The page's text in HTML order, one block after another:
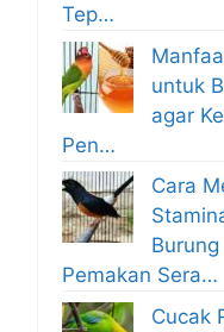
Tep…
untuk
agar
Pen…
Cara
Burung
Pemakan Sera…
Cucak